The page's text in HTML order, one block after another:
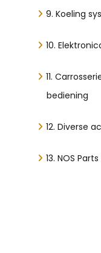
9. Koeling
10.
11.
bediening
12. Diverse
13. NOS Parts